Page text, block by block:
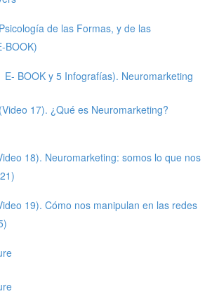
de las Formas, y de las
BOOK)
E- BOOK y 5 Infografías). Neuromarketing
17). ¿Qué es Neuromarketing?
18). Neuromarketing: somos lo que nos
19). Cómo nos manipulan en las redes